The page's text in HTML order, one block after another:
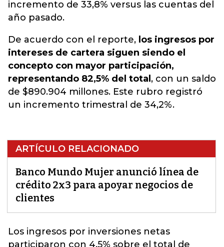
incremento de 33,8% versus las cuentas del
año pasado.
De acuerdo con el reporte, los ingresos por
intereses de cartera siguen siendo el
concepto con mayor participación,
representando 82,5% del total , con un saldo
de $890.904 millones. Este rubro registró
un incremento trimestral de 34,2%.
ARTÍCULO RELACIONADO
Banco Mundo Mujer anunció línea de
crédito 2x3 para apoyar negocios de
clientes
Los ingresos por inversiones netas
participaron con 4,5% sobre el total de